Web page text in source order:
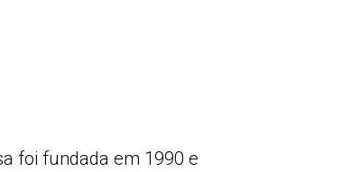
foi fundada em 1990 e